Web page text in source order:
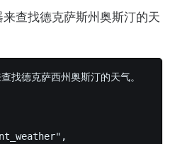
查找德克萨斯州奥斯汀的天
找德克萨西州奥斯汀的天气。